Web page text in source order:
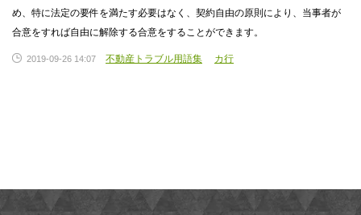
め、特に法定の要件を満たす必要はなく、契約自由の原則により、当事者が
合意をすれば自由に解除する合意をすることができます。
2019-09-26 14:07 不動産トラブル用語集 カ行